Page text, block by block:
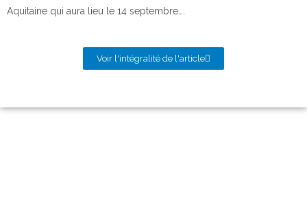
Aquitaine qui aura lieu le 14 septembre….
Voir l'intégralité de l'article